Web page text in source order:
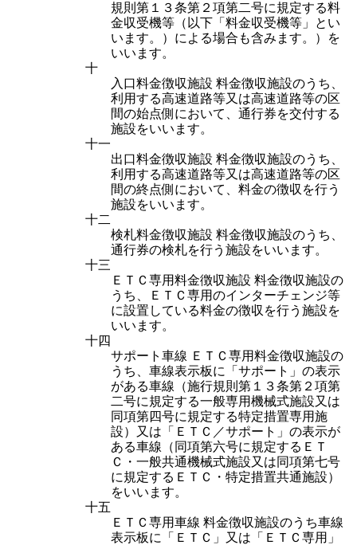
規則第１３条第２項第二号に規定する料
金収受機等（以下「料金収受機等」とい
います。）による場合も含みます。）を
いいます。
十
入口料金徴収施設 料金徴収施設のうち、
利用する高速道路等又は高速道路等の区
間の始点側において、通行券を交付する
施設をいいます。
十一
出口料金徴収施設 料金徴収施設のうち、
利用する高速道路等又は高速道路等の区
間の終点側において、料金の徴収を行う
施設をいいます。
十二
検札料金徴収施設 料金徴収施設のうち、
通行券の検札を行う施設をいいます。
十三
ＥＴＣ専用料金徴収施設 料金徴収施設の
うち、ＥＴＣ専用のインターチェンジ等
に設置している料金の徴収を行う施設を
いいます。
十四
サポート車線 ＥＴＣ専用料金徴収施設の
うち、車線表示板に「サポート」の表示
がある車線（施行規則第１３条第２項第
二号に規定する一般専用機械式施設又は
同項第四号に規定する特定措置専用施
設）又は「ＥＴＣ／サポート」の表示が
ある車線（同項第六号に規定するＥＴ
Ｃ・一般共通機械式施設又は同項第七号
に規定するＥＴＣ・特定措置共通施設）
をいいます。
十五
ＥＴＣ専用車線 料金徴収施設のうち車線
表示板に「ＥＴＣ」又は「ＥＴＣ専用」